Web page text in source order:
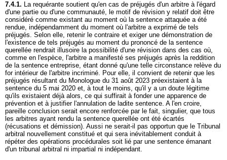
7.4.1. La requérante soutient qu'en cas de préjugés d'un arbitre à l'égard
d'une partie ou d'une communauté, le motif de révision y relatif doit être
considéré comme existant au moment où la sentence attaquée a été
rendue, indépendamment du moment où l'arbitre a exprimé de tels
préjugés. Selon elle, retenir le contraire et exiger une démonstration de
l'existence de tels préjugés au moment du prononcé de la sentence
querellée rendrait illusoire la possibilité d'une révision dans des cas où,
comme en l'espèce, l'arbitre a manifesté ses préjugés après la reddition
de la sentence entreprise, étant donné qu'une telle circonstance relève du
for intérieur de l'arbitre incriminé. Pour elle, il convient de retenir que les
préjugés résultant du Monologue du 31 août 2023 préexistaient à la
sentence du 5 mai 2020 et, à tout le moins, qu'il y a un doute légitime
qu'ils existaient déjà alors, ce qui suffirait à fonder une apparence de
prévention et à justifier l'annulation de ladite sentence. A l'en croire,
pareille conclusion serait encore renforcée par le fait, singulier, que tous
les arbitres ayant rendu la sentence querellée ont été écartés
(récusations et démission). Aussi ne serait-il pas opportun que le Tribunal
arbitral nouvellement constitué et qui sera inévitablement conduit à
répéter des opérations procédurales soit lié par une sentence émanant
d'un tribunal arbitral ni impartial ni indépendant.